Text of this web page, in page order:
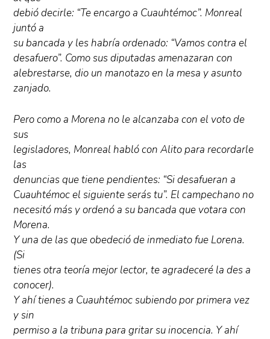
debió decirle: “Te encargo a Cuauhtémoc”. Monreal
juntó a
su bancada y les habría ordenado: “Vamos contra el
desafuero”. Como sus diputadas amenazaran con
alebrestarse, dio un manotazo en la mesa y asunto
zanjado.
Pero como a Morena no le alcanzaba con el voto de
sus
legisladores, Monreal habló con Alito para recordarle
las
denuncias que tiene pendientes: “Si desafueran a
Cuauhtémoc el siguiente serás tu”. El campechano no
necesitó más y ordenó a su bancada que votara con
Morena.
Y una de las que obedeció de inmediato fue Lorena.
(Si
tienes otra teoría mejor lector, te agradeceré la des a
conocer).
Y ahí tienes a Cuauhtémoc subiendo por primera vez
y sin
permiso a la tribuna para gritar su inocencia. Y ahí